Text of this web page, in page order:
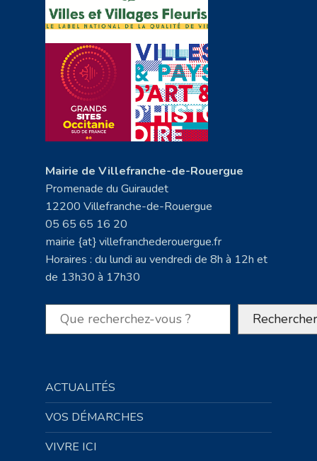
Mairie de Villefranche-de-Rouergue
Promenade du Guiraudet
12200 Villefranche-de-Rouergue
05 65 65 16 20
mairie {at} villefranchederouergue.fr
Horaires : du lundi au vendredi de 8h à 12h et
de 13h30 à 17h30
Rechercher Rechercher
ACTUALITÉS
VOS DÉMARCHES
VIVRE ICI